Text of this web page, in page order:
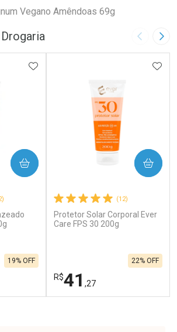
Vegano Amêndoas 69g
Imagem
19% OFF
ADICIONAR AOS FAVORITOS
(12)
Protetor Solar Corporal Ever
Care FPS 30 200g
R$41 ,27
22% OFF
COMPRAR